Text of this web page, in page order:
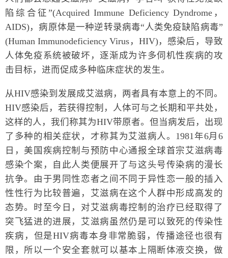
陷综合征”(Acquired Immune Deficiency Dyndrome，
AIDS)，病原体是一种逆转录病毒“人类免疫缺陷病毒”
(Human Immunodeficiency Virus，HIV)，感染后，导致
人体免疫系统被破坏，逐渐成为许多伺机性疾病的攻
击目标，进而促成多种临床症状的发生。
从HIV感染到发展成艾滋病，两者具有本意上的不同。
HIV感染后，若获得控制，人体可与之长期和平共处，
这样的人，我们称其为HIV带原者。但当病发后，出现
了多种的相关症状，才称其为艾滋病人。1981年6月6
日，美国疾病控制与预防中心通报全球首宗艾滋病毒
感染个案，自此人类便展开了与这头号传染病的漫长
抗争。由于男同性恋者之间不同于异性恋一般的插入
性性行为比较普遍，艾滋病在这个人群中形成高发的
态势。时至今日，对艾滋病毒控制的治疗已经取得了
突飞猛进的进展，艾滋病虽然仍是可以致死的传染性
疾病，但是HIV病毒本身非常脆弱，传播途径也很有
限，所以一个安全套就可以基本上隔断体液交换，做